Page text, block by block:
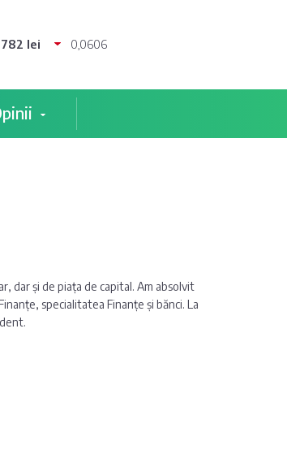
lei 0,0606
dar și de piața de capital. Am absolvit
specialitatea Finanțe și bănci. La